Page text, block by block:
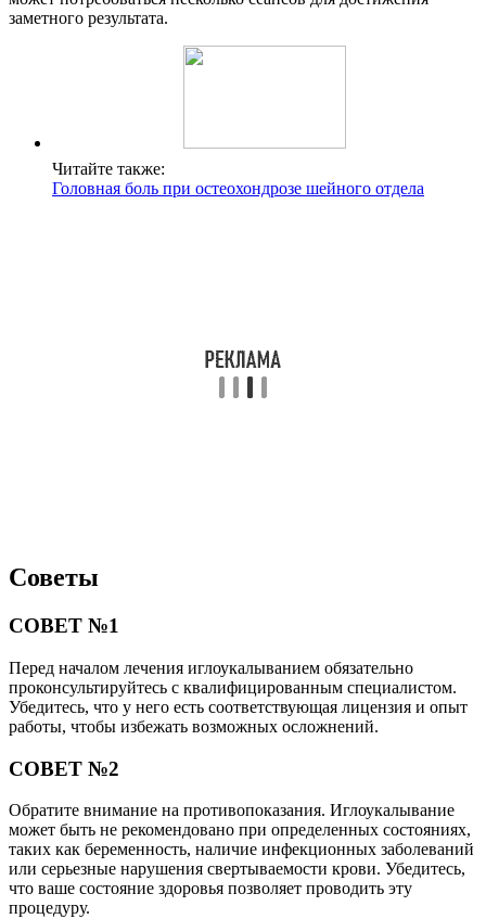
заметного результата.
Читайте также:
Головная боль при остеохондрозе шейного отдела
Советы
СОВЕТ №1
Перед началом лечения иглоукалыванием обязательно
проконсультируйтесь с квалифицированным специалистом.
Убедитесь, что у него есть соответствующая лицензия и опыт
работы, чтобы избежать возможных осложнений.
СОВЕТ №2
Обратите внимание на противопоказания. Иглоукалывание
может быть не рекомендовано при определенных состояниях,
таких как беременность, наличие инфекционных заболеваний
или серьезные нарушения свертываемости крови. Убедитесь,
что ваше состояние здоровья позволяет проводить эту
процедуру.